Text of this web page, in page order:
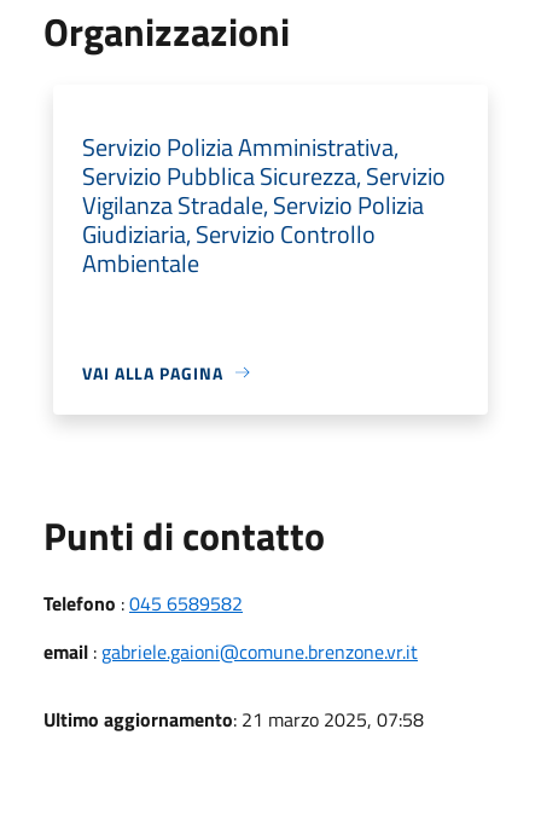
Organizzazioni
Servizio Polizia Amministrativa,
Servizio Pubblica Sicurezza, Servizio
Vigilanza Stradale, Servizio Polizia
Giudiziaria, Servizio Controllo
Ambientale
VAI ALLA PAGINA
Punti di contatto
Telefono :045 6589582
email : gabriele.gaioni@comune.brenzone.vr.it
Ultimo aggiornamento: 21 marzo 2025, 07:58